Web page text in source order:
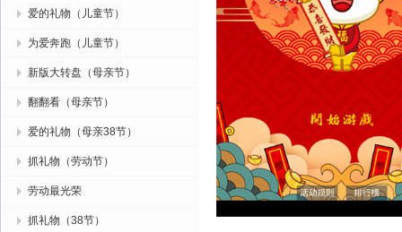
爱的礼物（儿童节）
为爱奔跑（儿童节）
新版大转盘（母亲节）
翻翻看（母亲节）
爱的礼物（母亲38节）
抓礼物（劳动节）
劳动最光荣
抓礼物（38节）